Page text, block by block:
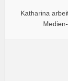
Katharina